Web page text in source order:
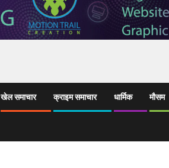
खेल समाचार क्राइम समाचार धार्मिक मौसम